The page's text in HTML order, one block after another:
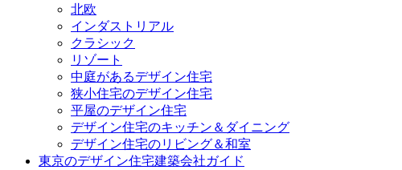
北欧
インダストリアル
クラシック
リゾート
中庭があるデザイン住宅
狭小住宅のデザイン住宅
平屋のデザイン住宅
デザイン住宅のキッチン＆ダイニング
デザイン住宅のリビング＆和室
東京のデザイン住宅建築会社ガイド